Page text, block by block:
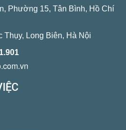
Phường 15, Tân Bình, Hồ Chí
Thụy, Long Biên, Hà Nội